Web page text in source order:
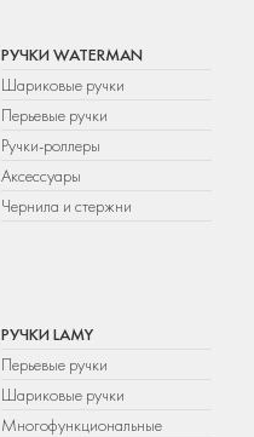
РУЧКИ WATERMAN
Шариковые ручки
Перьевые ручки
Ручки-роллеры
Аксессуары
Чернила и стержни
РУЧКИ LAMY
Перьевые ручки
Шариковые ручки
Многофункциональные